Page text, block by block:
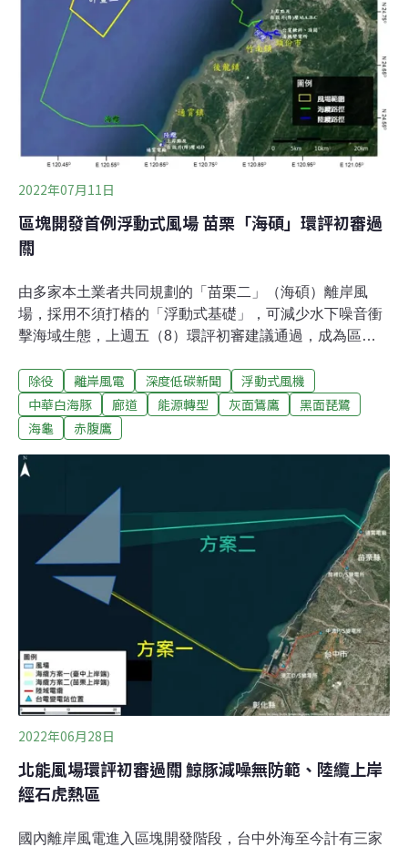
聯審會議中，依國防部意見，排除北側新竹空軍基地高度
限制區，以及南方陸軍基地火砲射擊區，目前風場面積僅
7.4平方公里。該案離岸最近僅4公里，水深介於50~60公
尺，東側為
2022年07月11日
區塊開發首例浮動式風場 苗栗「海碩」環評初審過
關
由多家本土業者共同規劃的「苗栗二」（海碩）離岸風
場，採用不須打樁的「浮動式基礎」，可減少水下噪音衝
擊海域生態，上週五（8）環評初審建議通過，成為區塊
不過我國浮動式風機技術尚未成熟，且此案開發最多設置
161部風機，規模之大恐帶來風險，環委及環團都對安全
性表達擔憂，且海纜施工路線經過中華白海豚重要棲息環
境，仍有生態疑慮。最後小組建議通過，但開發單位還需
補充浮動式基礎在地震、極端海氣象下的安全評估。區塊
開發首例浮式風場通過初審 「苗栗二」裝置容量達1.5GW
本土業者上緯新能源、天力離岸風電、永冠能源、雲豹能
源在苗栗規劃「苗栗二」（海碩）、「苗栗三」（海盛）
離岸風場，今年初陸續展開環評，並接連通過初審，取得
參與選商的門票。
除役 離岸風電 深度低碳新聞
浮動式風機
中華白海豚
廊道 能源轉型 灰面鵟鷹
黑面琵鷺
海龜
赤腹鷹
2022年06月28日
北能風場環評初審過關 鯨豚減噪無防範、陸纜上岸
經石虎熱區
國內離岸風電進入區塊開發階段，台中外海至今計有三家